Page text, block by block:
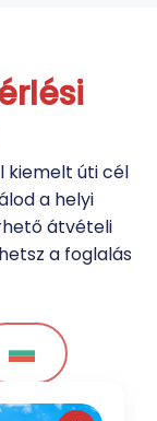
kiemelt úti cél
a helyi
átvételi
a foglalás